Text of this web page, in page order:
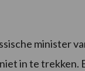
minister
in te trekken.